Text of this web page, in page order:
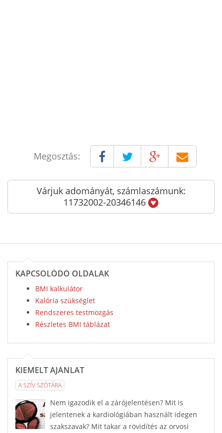
Megosztás:
Várjuk adományát, számlaszámunk:
11732002-20346146
KAPCSOLÓDÓ OLDALAK
BMI kalkulátor
Kalória szükséglet
Rendszeres testmozgás
Részletes BMI táblázat
KIEMELT AJÁNLAT
A SZÍV SZÓTÁRA
Nem igazodik el a zárójelentésen? Mit is
jelentenek a kardiológiában használt idegen
szakszavak? Mit takar a rövidítés az orvosi